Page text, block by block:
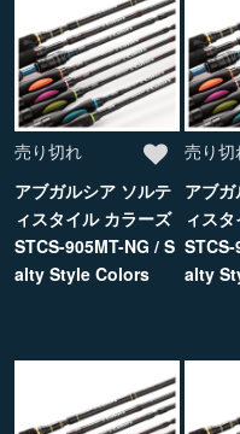
売り切れ
アブガルシア ソルテ
ィスタイル カラーズ
STCS-905MT-NG / S
alty Style Colors
売り切
アブ
ィス
alty